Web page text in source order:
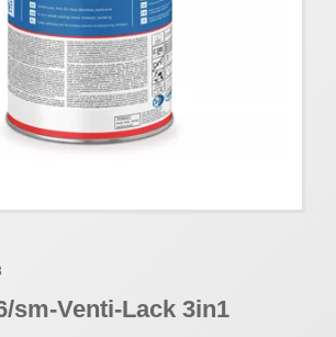
sm-Venti-Lack 3in1